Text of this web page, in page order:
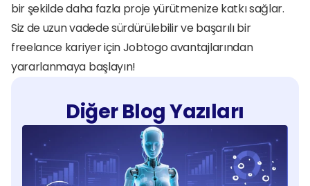
bir şekilde daha fazla proje yürütmenize katkı sağlar.
Siz de uzun vadede sürdürülebilir ve başarılı bir
freelance kariyer için Jobtogo avantajlarından
yararlanmaya başlayın!
Diğer Blog Yazıları